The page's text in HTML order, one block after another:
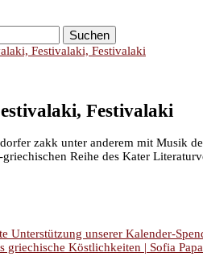
Festivalaki, Festivalaki
Festivalaki
zakk unter anderem mit Musik
Reihe des Kater
Unterstützung unserer Kalender-
griechische Köstlichkeiten | Sofia